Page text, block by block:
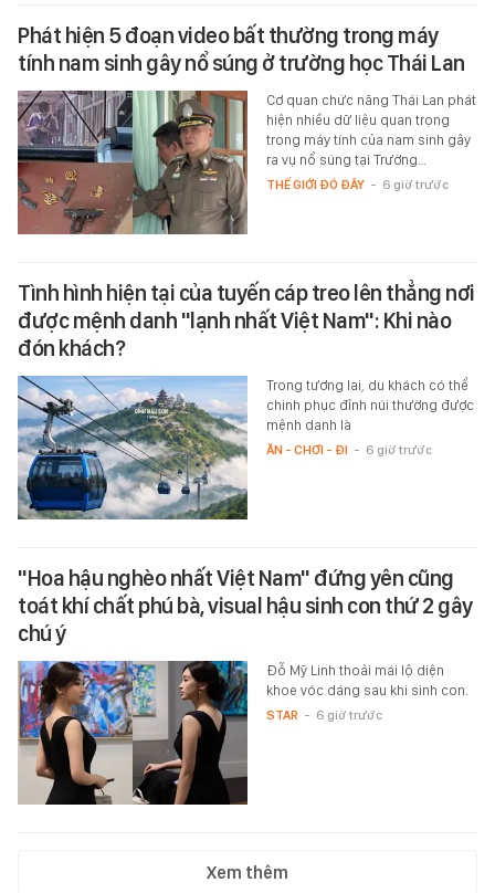
Phát hiện 5 đoạn video bất thường trong máy
tính nam sinh gây nổ súng ở trường học Thái Lan
Cơ quan chức năng Thái Lan phát
hiện nhiều dữ liệu quan trọng
trong máy tính của nam sinh gây
ra vụ nổ súng tại Trường…
THẾ GIỚI ĐÓ ĐÂY - 6 giờ trước
Tình hình hiện tại của tuyến cáp treo lên thẳng nơi
được mệnh danh "lạnh nhất Việt Nam": Khi nào
đón khách?
Trong tương lai, du khách có thể
chinh phục đỉnh núi thường được
mệnh danh là
ĂN - CHƠI - ĐI - 6 giờ trước
"Hoa hậu nghèo nhất Việt Nam" đứng yên cũng
toát khí chất phú bà, visual hậu sinh con thứ 2 gây
chú ý
Đỗ Mỹ Linh thoải mái lộ diện
khoe vóc dáng sau khi sinh con.
STAR - 6 giờ trước
Xem thêm